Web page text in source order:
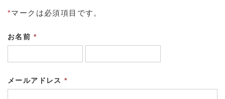
*マークは必須項目です。
お名前 *
メールアドレス*